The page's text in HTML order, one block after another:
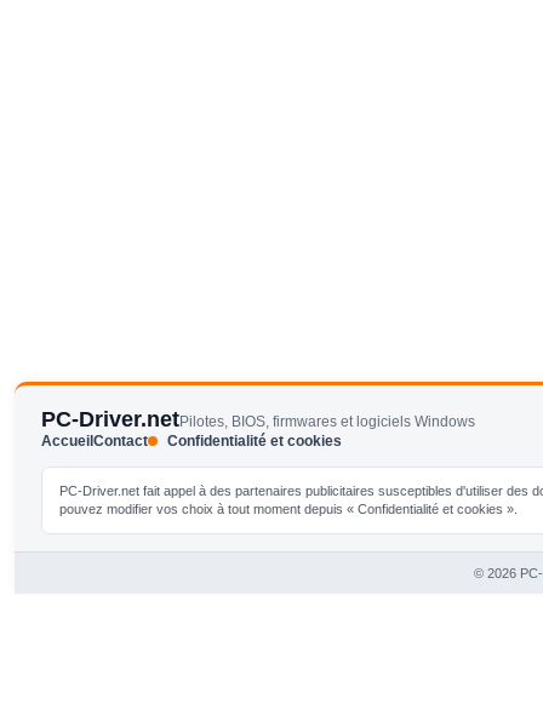
PC-Driver.netPilotes, BIOS, firmwares et logiciels Windows
AccueilContact Confidentialité et cookies
PC-Driver.net fait appel à des partenaires publicitaires susceptibles d'utiliser
pouvez modifier vos choix à tout moment depuis « Confidentialité et cookies ».
© 2026